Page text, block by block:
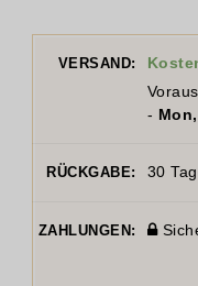
VERSAND:
-
RÜCKGABE: 30
ZAHLUNGEN: